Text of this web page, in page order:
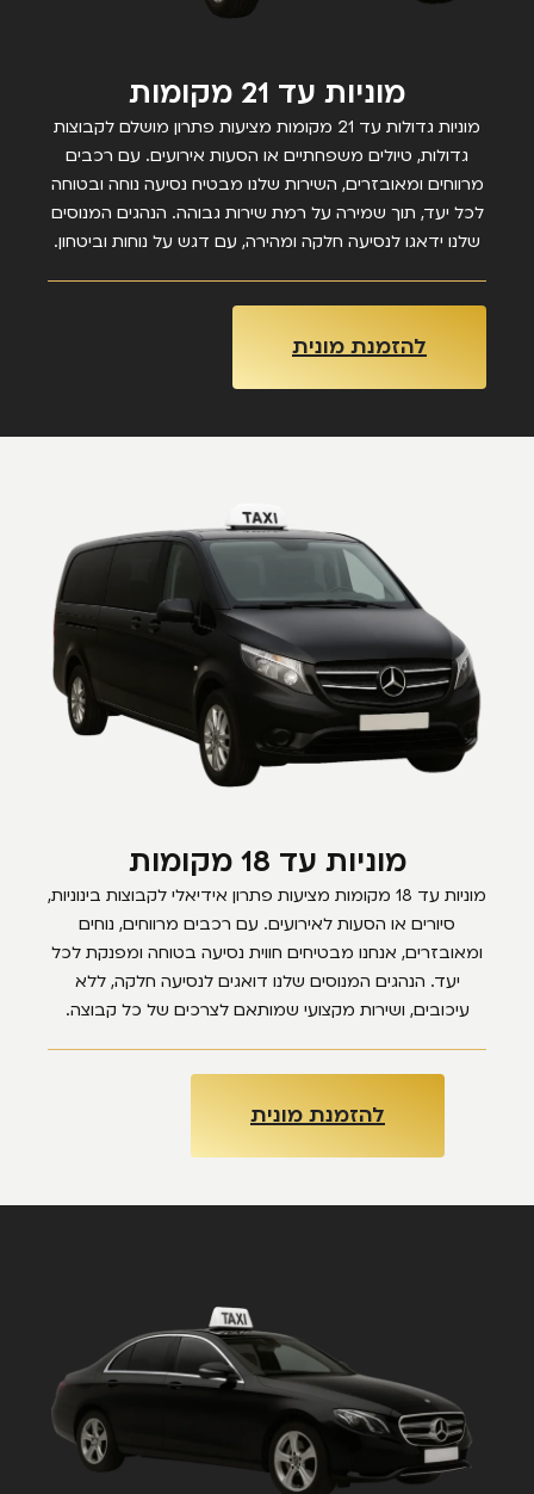
מוניות עד 21 מקומות
מוניות גדולות עד 21 מקומות מציעות פתרון מושלם לקבוצות
גדולות, טיולים משפחתיים או הסעות אירועים. עם רכבים
מרווחים ומאובזרים, השירות שלנו מבטיח נסיעה נוחה ובטוחה
לכל יעד, תוך שמירה על רמת שירות גבוהה. הנהגים המנוסים
שלנו ידאגו לנסיעה חלקה ומהירה, עם דגש על נוחות וביטחון.
להזמנת מונית
מוניות עד 18 מקומות
מוניות עד 18 מקומות מציעות פתרון אידיאלי לקבוצות בינוניות,
סיורים או הסעות לאירועים. עם רכבים מרווחים, נוחים
ומאובזרים, אנחנו מבטיחים חווית נסיעה בטוחה ומפנקת לכל
יעד. הנהגים המנוסים שלנו דואגים לנסיעה חלקה, ללא
עיכובים, ושירות מקצועי שמותאם לצרכים של כל קבוצה.
להזמנת מונית